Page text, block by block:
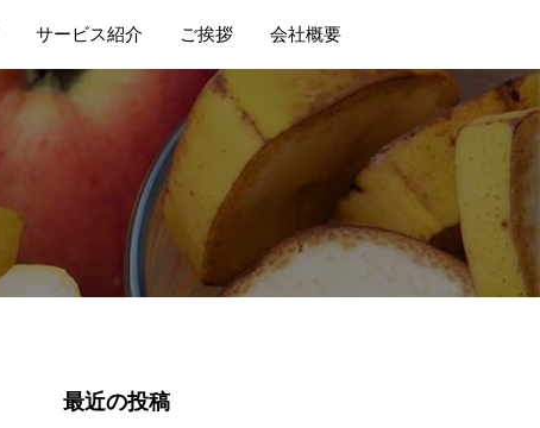
サービス紹介 ご挨拶 会社概要
最近の投稿